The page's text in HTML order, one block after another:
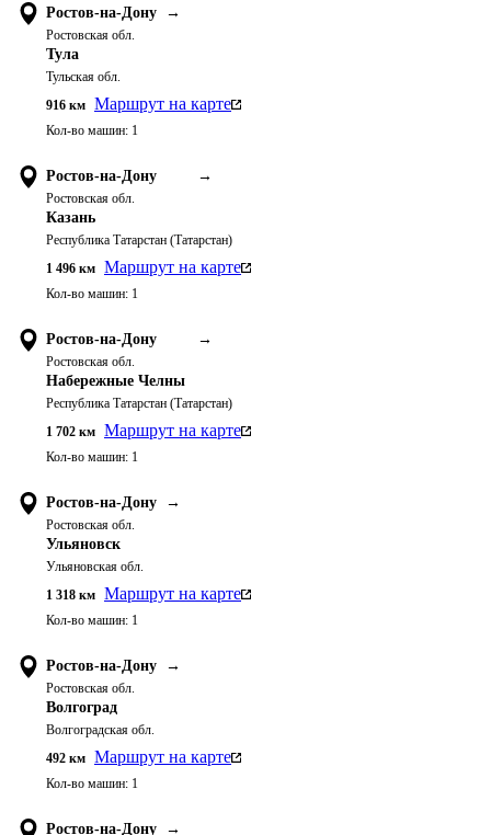
Ростов-на-Дону →
Ростовская обл.
Тула
Тульская обл.
916 км Маршрут на карте
Кол-во машин: 1
Ростов-на-Дону →
Ростовская обл.
Казань
Республика Татарстан (Татарстан)
1 496 км Маршрут на карте
Кол-во машин: 1
Ростов-на-Дону →
Ростовская обл.
Набережные Челны
Республика Татарстан (Татарстан)
1 702 км Маршрут на карте
Кол-во машин: 1
Ростов-на-Дону →
Ростовская обл.
Ульяновск
Ульяновская обл.
1 318 км Маршрут на карте
Кол-во машин: 1
Ростов-на-Дону →
Ростовская обл.
Волгоград
Волгоградская обл.
492 км Маршрут на карте
Кол-во машин: 1
Ростов-на-Дону →